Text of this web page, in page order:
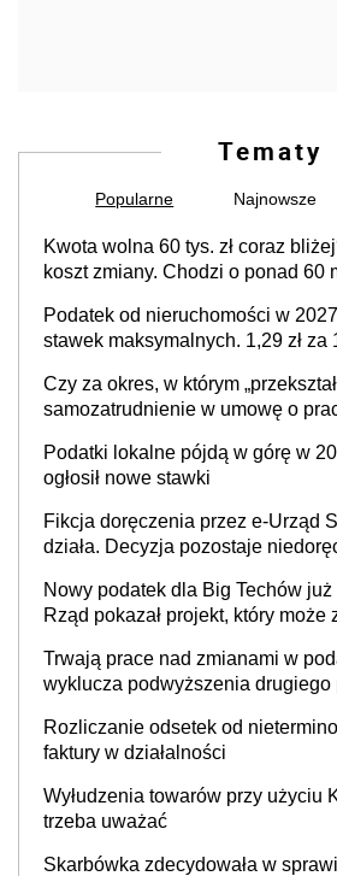
Tematy
Popularne Najnowsze
Kwota wolna 60 tys. zł coraz
koszt zmiany. Chodzi o ponad 60
Podatek od nieruchomości w
stawek maksymalnych. 1,29 zł za
prowadzeniem działalności
Czy za okres, w którym
samozatrudnienie w umowę o
cywilnoprawnej jedynym
Podatki lokalne pójdą w górę w
ogłosił nowe stawki
Fikcja doręczenia przez e-Urząd
działa. Decyzja pozostaje
Nowy podatek dla Big Techów
Rząd pokazał projekt, który może
Trwają prace nad zmianami w
wyklucza podwyższenia drugiego
Rozliczanie odsetek od
faktury w działalności
Wyłudzenia towarów przy użyciu
trzeba uważać
Skarbówka zdecydowała w